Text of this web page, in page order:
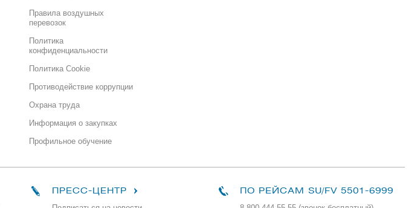
Правила воздушных
перевозок
Политика
конфиденциальности
Политика Cookie
Противодействие коррупции
Охрана труда
Информация о закупках
Профильное обучение
ПРЕСС-ЦЕНТР ПО РЕЙСАМ SU/FV 5501-6999